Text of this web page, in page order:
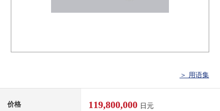
＞ 用语集
价格 119,800,000 日元